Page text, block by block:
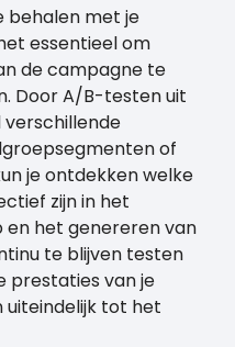
behalen met je
essentieel om
de campagne te
Door A/B-testen uit
of
je ontdekken welke
zijn in het
en het genereren van
te blijven testen
prestaties van je
tot het